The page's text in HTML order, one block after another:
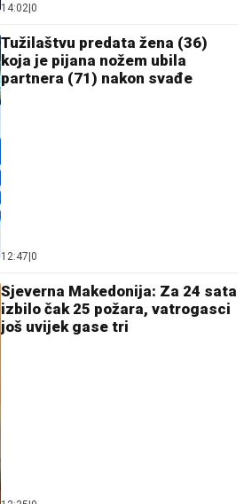
14:02 0
Tužilaštvu predata žena (36)
koja je pijana nožem ubila
partnera (71) nakon svađe
12:47 0
Sjeverna Makedonija: Za 24 sata
izbilo čak 25 požara, vatrogasci
još uvijek gase tri